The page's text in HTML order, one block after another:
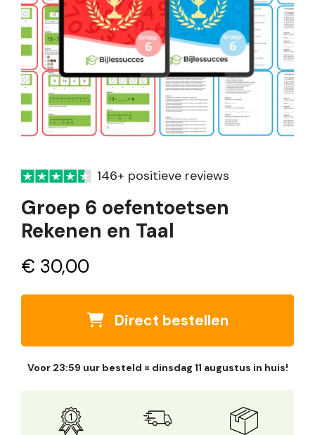
146+ positieve reviews
Groep 6 oefentoetsen
Rekenen en Taal
€ 30,00
Direct bestellen
Voor 23:59 uur besteld = dinsdag 11 augustus in huis!